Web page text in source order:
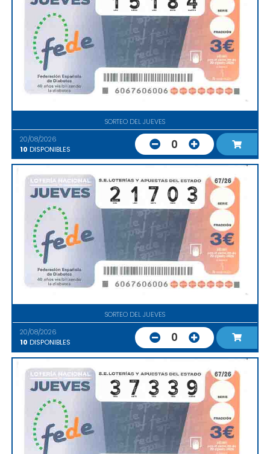
SORTEO DEL JUEVES
20/08/2026
10 DISPONIBLES 0
SORTEO DEL JUEVES
20/08/2026
10 DISPONIBLES 0